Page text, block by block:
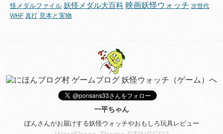
怪メダルファイル 妖怪メダル大百科 映画妖怪ウォッチ 次世代
WHF 真打 見本と実物
一平ちゃん
ぽんさんがお届けする妖怪ウォッチやおもしろ玩具レビュー